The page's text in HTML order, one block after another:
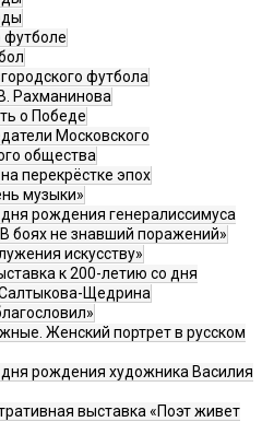
футбола
Рахманинова
о Победе
Московского
общества
перекрёстке эпох
музыки»
рождения генералиссимуса
боях не знавший поражений»
искусству»
к 200-летию со дня
Щедрина
Женский портрет в русском
рождения художника Василия
выставка «Поэт живет